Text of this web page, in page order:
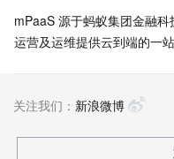
mPaaS 源于蚂蚁集团金融科
运营及运维提供云到端的一
https://www.aliyun.com/
关注我们： 新浪微博